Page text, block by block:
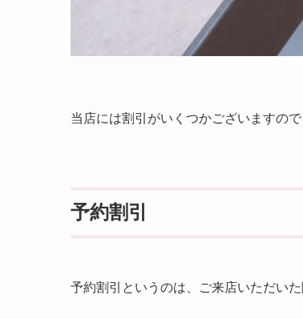
当店には割引がいくつかございますの
予約割引
予約割引というのは、ご来店いただい